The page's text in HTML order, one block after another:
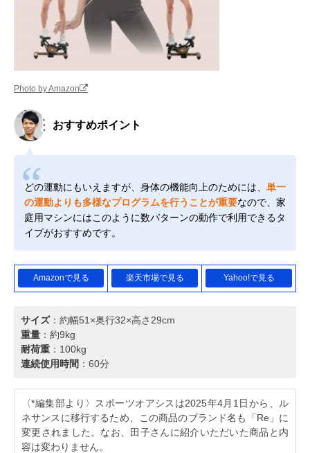
Photo by Amazon
おすすめポイント
どの運動にもいえますが、身体の機能向上のためには、 単一
の運動よりも多様なプログラムを行うことが重要なので、家
庭用マシンにはこのように数パターンの動作で利用できるタ
イプがおすすめです。
Amazonで見る 楽天市場で見る Yahoo!で見る
サイズ：約幅51×奥行32×高さ29cm
重量 ：約9kg
耐荷重 ：100kg
連続使用時間 ：60分
〈*編集部より〉スポーツオアシスは2025年4月1日から、ル
ネサンスに移行するため、この商品のブランド名も「Re」に
変更されました。なお、田子さんに紹介いただいた商品と内
容は変わりません。